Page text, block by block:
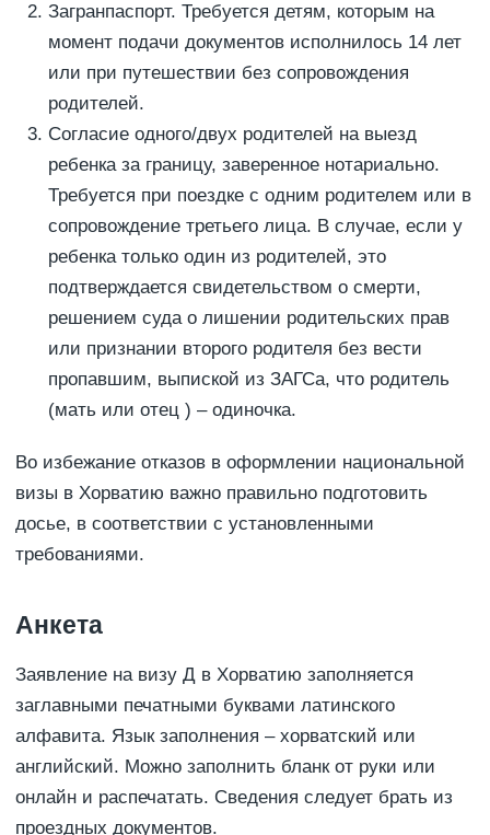
Загранпаспорт. Требуется детям, которым на
момент подачи документов исполнилось 14 лет
или при путешествии без сопровождения
родителей.
Согласие одного/двух родителей на выезд
ребенка за границу, заверенное нотариально.
Требуется при поездке с одним родителем или в
сопровождение третьего лица. В случае, если у
ребенка только один из родителей, это
подтверждается свидетельством о смерти,
решением суда о лишении родительских прав
или признании второго родителя без вести
пропавшим, выпиской из ЗАГСа, что родитель
(мать или отец ) – одиночка.
Во избежание отказов в оформлении национальной
визы в Хорватию важно правильно подготовить
досье, в соответствии с установленными
требованиями.
Анкета
Заявление на визу Д в Хорватию заполняется
заглавными печатными буквами латинского
алфавита. Язык заполнения – хорватский или
английский. Можно заполнить бланк от руки или
онлайн и распечатать. Сведения следует брать из
проездных документов.